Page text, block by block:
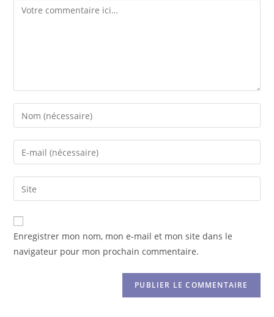
Enregistrer mon nom, mon e-mail et mon site dans le
navigateur pour mon prochain commentaire.